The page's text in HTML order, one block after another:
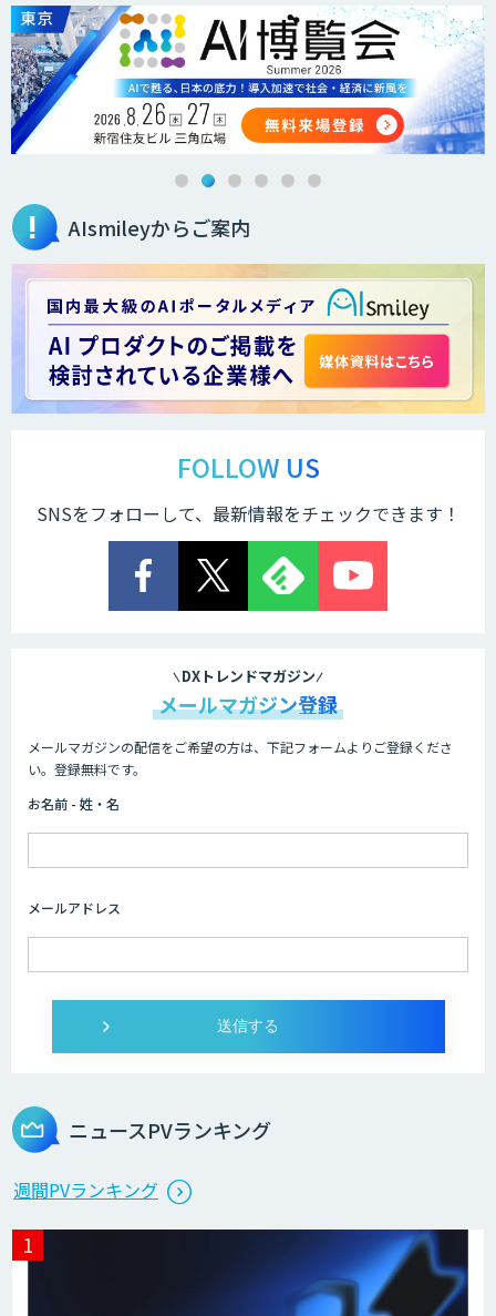
AIsmileyからご案内
FOLLOW US
SNSをフォローして、最新情報をチェックできます！
DXトレンドマガジン
メールマガジン登録
メールマガジンの配信をご希望の方は、下記フォームよりご登録くださ
い。登録無料です。
お名前 - 姓・名
メールアドレス
ニュースPVランキング
週間PVランキング